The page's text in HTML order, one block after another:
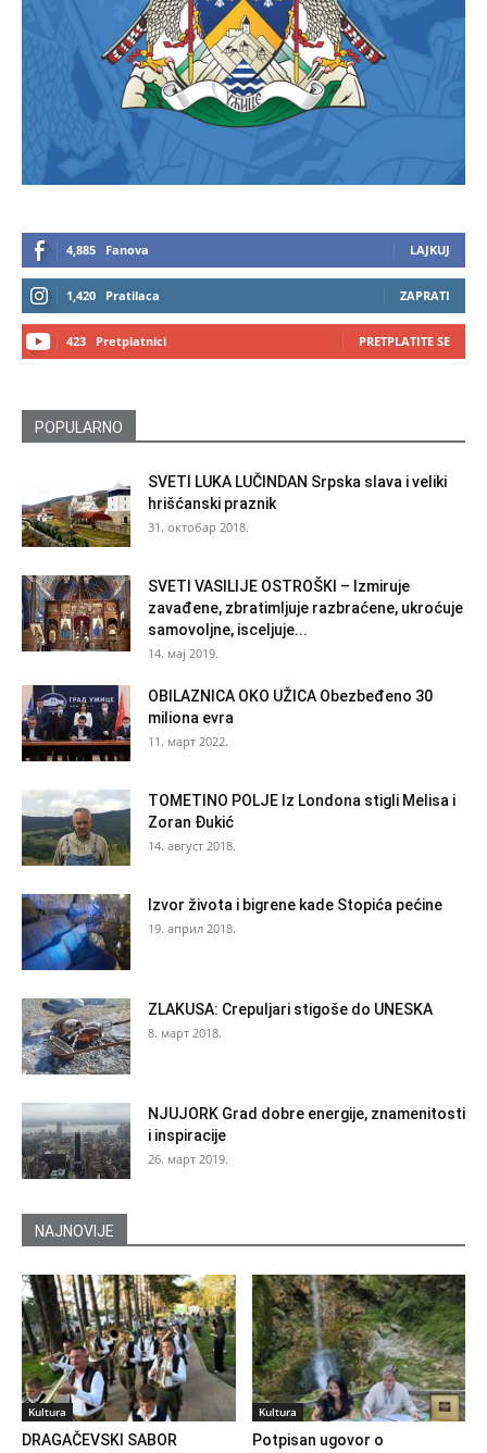
4,885 Fanova LAJKUJ
1,420 Pratilaca ZAPRATI
423 Pretplatnici PRETPLATITE SE
POPULARNO
SVETI LUKA LUČINDAN Srpska slava i veliki
hrišćanski praznik
31. октобар 2018.
SVETI VASILIJE OSTROŠKI – Izmiruje
zavađene, zbratimljuje razbraćene, ukroćuje
samovoljne, isceljuje...
14. мај 2019.
OBILAZNICA OKO UŽICA Obezbeđeno 30
miliona evra
11. март 2022.
TOMETINO POLJE Iz Londona stigli Melisa i
Zoran Đukić
14. август 2018.
Izvor života i bigrene kade Stopića pećine
19. април 2018.
ZLAKUSA: Crepuljari stigoše do UNESKA
8. март 2018.
NJUJORK Grad dobre energije, znamenitosti
i inspiracije
26. март 2019.
NAJNOVIJE
Kultura
DRAGAČEVSKI SABOR
Kultura
Potpisan ugovor o